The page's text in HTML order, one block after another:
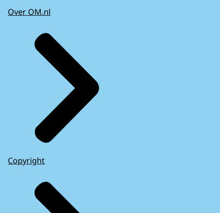
Over OM.nl
Copyright